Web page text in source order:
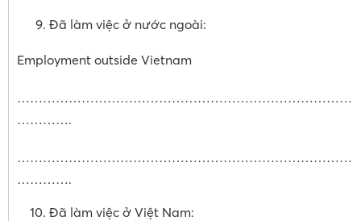
Đã làm việc ở nước ngoài:
Employment outside Vietnam
………….
………….
Đã làm việc ở Việt Nam: